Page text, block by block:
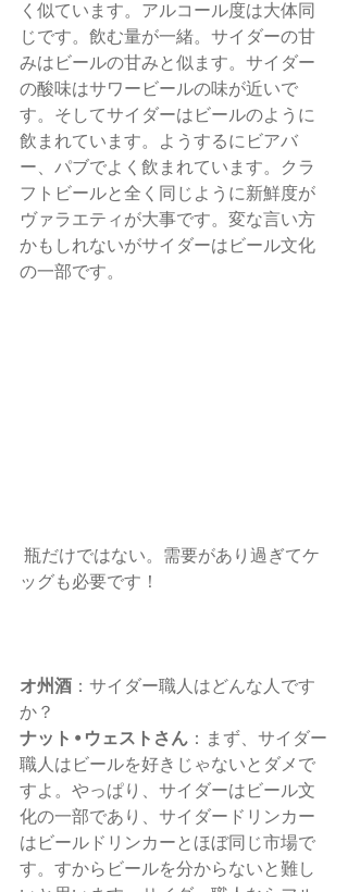
く似ています。アルコール度は大体同
じです。飲む量が一緒。サイダーの甘
みはビールの甘みと似ます。サイダー
の酸味はサワービールの味が近いで
す。そしてサイダーはビールのように
飲まれています。ようするにビアバ
ー、パブでよく飲まれています。クラ
フトビールと全く同じように新鮮度が
ヴァラエティが大事です。変な言い方
かもしれないがサイダーはビール文化
の一部です。
ッグも必要です！
オ州酒 ：サイダー職人はどんな人です
か？
ナット•ウェストさん ：まず、サイダー
職人はビールを好きじゃないとダメで
すよ。やっぱり、サイダーはビール文
化の一部であり、サイダードリンカー
はビールドリンカーとほぼ同じ市場で
す。すからビールを分からないと難し